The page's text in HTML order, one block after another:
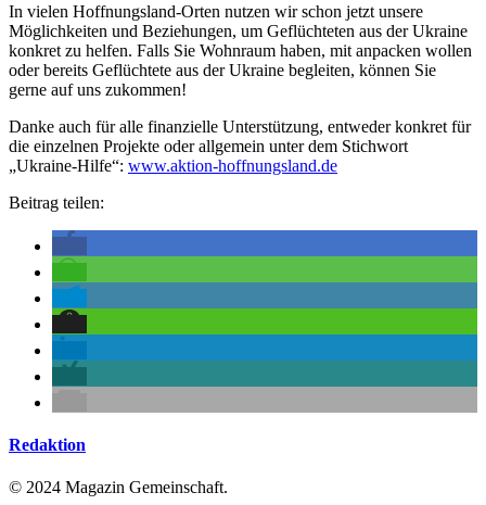
In vielen Hoffnungsland-Orten nutzen wir schon jetzt unsere
Möglichkeiten und Beziehungen, um Geflüchteten aus der Ukraine
konkret zu helfen. Falls Sie Wohnraum haben, mit anpacken wollen
oder bereits Geflüchtete aus der Ukraine begleiten, können Sie
gerne auf uns zukommen!
Danke auch für alle finanzielle Unterstützung, entweder konkret für
die einzelnen Projekte oder allgemein unter dem Stichwort
„Ukraine-Hilfe“: www.aktion-hoffnungsland.de
Beitrag teilen:
Redaktion
© 2024 Magazin Gemeinschaft.